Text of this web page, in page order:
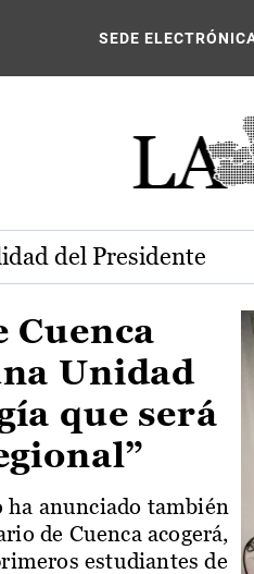
de Castilla-
SEDE
del Presidente
Cuenca
Unidad
que será
anunciado también
de Cuenca acogerá,
estudiantes de